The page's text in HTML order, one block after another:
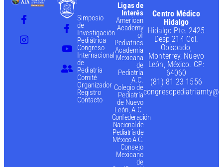
Simposio
de
Investigación
Pediátrica
Congreso
Internacional
de
Pediatría
Comité
Organizador
Registro
Contacto
Ligas de
Interés
American
Academy
of
Pediatrics
Academia
Mexicana
de
Pediatría
A.C.
Colegio de
Pediatría
de Nuevo
León, A.C.
Confederación
Nacional de
Pediatría de
México A.C.
Consejo
Mexicano
de
Centro Médico
Hidalgo
Hidalgo Pte. 2425
Desp 214 Col.
Obispado,
Monterrey, Nuevo
León, México. CP:
64060
(81) 81 23 1556